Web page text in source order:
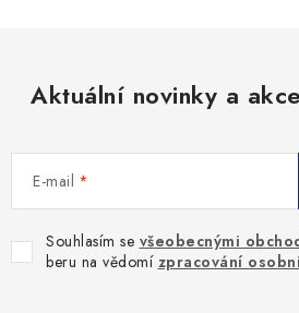
Aktuální novinky a
E-mail
Souhlasím se všeobecnými
beru na vědomí zpracování